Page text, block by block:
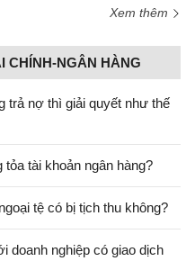
Xem thêm
CHÍNH-NGÂN HÀNG
trả nợ thì giải quyết như thế
tài khoản ngân hàng?
tệ có bị tịch thu không?
doanh nghiệp có giao dịch